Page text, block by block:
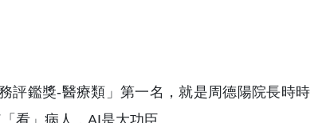
評鑑獎-醫療類」第一名，就是周德陽院長時時
看」病人，AI是大功臣。